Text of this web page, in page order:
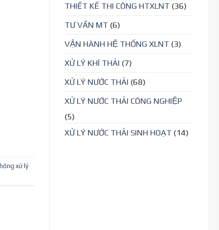
xử lý
THIẾT KẾ THI CÔNG HTXLNT (36)
TƯ VẤN MT (6)
VẬN HÀNH HỆ THỐNG XLNT (3)
XỬ LÝ KHÍ THẢI (7)
XỬ LÝ NƯỚC THẢI (68)
XỬ LÝ NƯỚC THẢI CÔNG NGHIỆP
(5)
XỬ LÝ NƯỚC THẢI SINH HOẠT (14)